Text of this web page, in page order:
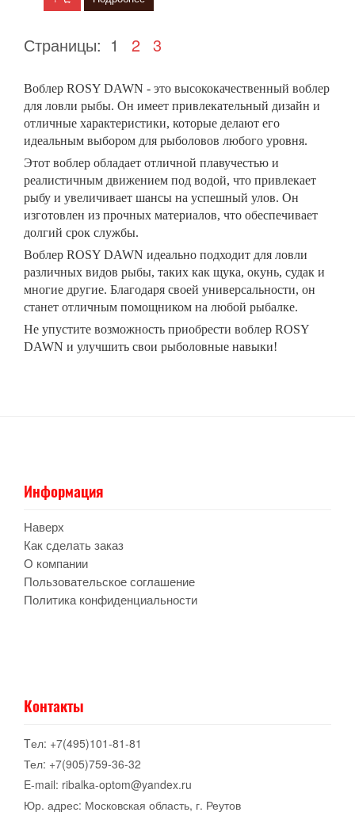
Страницы: 1 2 3
Воблер ROSY DAWN - это высококачественный воблер
для ловли рыбы. Он имеет привлекательный дизайн и
отличные характеристики, которые делают его
идеальным выбором для рыболовов любого уровня.
Этот воблер обладает отличной плавучестью и
реалистичным движением под водой, что привлекает
рыбу и увеличивает шансы на успешный улов. Он
изготовлен из прочных материалов, что обеспечивает
долгий срок службы.
Воблер ROSY DAWN идеально подходит для ловли
различных видов рыбы, таких как щука, окунь, судак и
многие другие. Благодаря своей универсальности, он
станет отличным помощником на любой рыбалке.
Не упустите возможность приобрести воблер ROSY
DAWN и улучшить свои рыболовные навыки!
Информация
Наверх
Как сделать заказ
О компании
Пользовательское соглашение
Политика конфиденциальности
Контакты
Tел: +7(495)101-81-81
Тел: +7(905)759-36-32
E-mail: ribalka-optom@yandex.ru
Юр. адрес: Московская область, г. Реутов